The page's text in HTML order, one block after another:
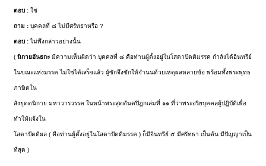
ตอบ :ใช่
ถาม :บุคคลที่ ๘ ไม่มีศรัทธาหรือ ?
ตอบ :ไม่พึงกล่าวอย่างนั้น
( นิกายอันธกะมีความเห็นผิดว่า บุคคลที่ ๘ คือท่านผู้ตั้งอยู่ในโสดาปัตติมรรค กำลังได้อินทรีย์
ในขณะแห่งมรรค ไม่ใช่ได้เสร็จแล้ว ผู้ซักจึงซักให้จำนนด้วยเหตุผลหลายข้อ พร้อมทั้งพระพุทธ
ภาษิตใน
สังยุตตนิกาย มหาวารวรรค ในหน้าพระสุตตันตปิฎกเล่มที่ ๑๑ ที่ว่าพระอริยบุคคลผู้ปฏิบัติเพื่อ
ทำให้แจ้งใน
โสดาปัตติผล ( คือท่านผู้ตั้งอยู่ในโสดาปัตติมรรค ) ก็มีอินทรีย์ ๕ มีศรัทธา เป็นต้น มีปัญญาเป็น
ที่สุด )